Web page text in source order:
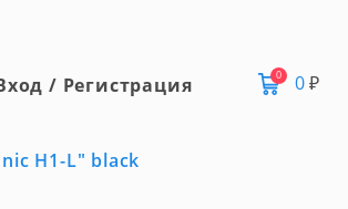
/ Регистрация 0 0₽
H1-L" black